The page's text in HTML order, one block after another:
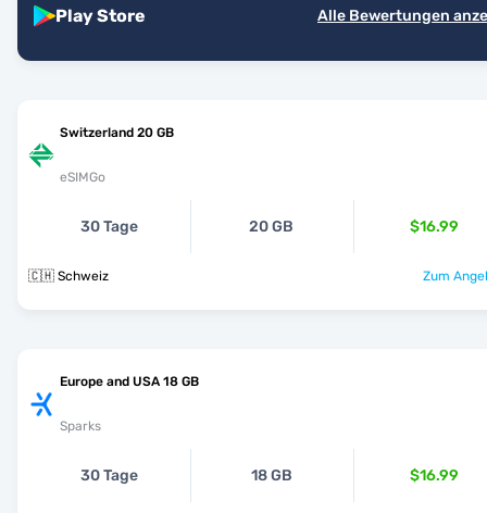
Play Store Alle Bewertungen
Switzerland 20 GB
eSIMGo
30 Tage 20 GB $16.99
🇨🇭 Schweiz Zum
Europe and USA 18 GB
Sparks
30 Tage 18 GB $16.99